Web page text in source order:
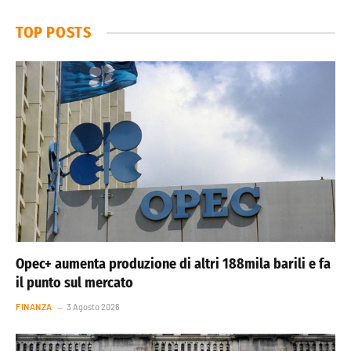
TOP POSTS
Opec+ aumenta produzione di altri 188mila barili e fa
il punto sul mercato
FINANZA 3 Agosto 2026